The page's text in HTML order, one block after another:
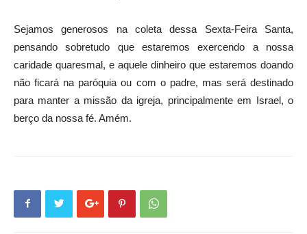
Sejamos generosos na coleta dessa Sexta-Feira Santa,
pensando sobretudo que estaremos exercendo a nossa
caridade quaresmal, e aquele dinheiro que estaremos doando
não ficará na paróquia ou com o padre, mas será destinado
para manter a missão da igreja, principalmente em Israel, o
berço da nossa fé. Amém.